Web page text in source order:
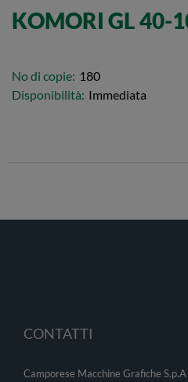
KOMORI GL 40-
No di copie: 180
Disponibilità: Immediata
CONTATTI
Camporese Macchine Grafiche S.p.A